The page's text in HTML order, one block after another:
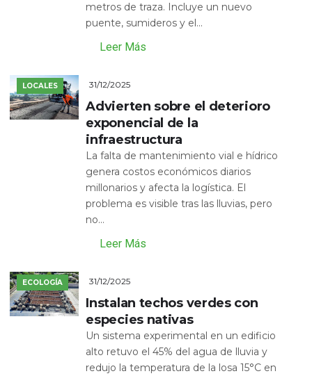
metros de traza. Incluye un nuevo
puente, sumideros y el...
Leer Más
LOCALES 31/12/2025
Advierten sobre el deterioro
exponencial de la
infraestructura
La falta de mantenimiento vial e hídrico
genera costos económicos diarios
millonarios y afecta la logística. El
problema es visible tras las lluvias, pero
no...
Leer Más
ECOLOGÍA 31/12/2025
Instalan techos verdes con
especies nativas
Un sistema experimental en un edificio
alto retuvo el 45% del agua de lluvia y
redujo la temperatura de la losa 15°C en